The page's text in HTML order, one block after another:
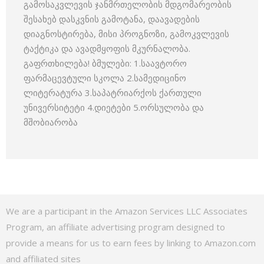
გამოსაკვლევის ჯანმრთელობის მდგომარეობის
შესახებ დასკვნის გამოტანა, დაავადების
დიაგნოსტირება, მისი პროგნოზი, გამოკვლევის
ტაქტიკა და ავადმყოფის მკურნალობა.
გაფრთხილება! ბმულები: 1.საავტორო
ფარმაცევტული სკოლა 2.სამედიცინო
ლიტერატურა 3.საპატრიარქოს ქართული
უნივერსიტეტი 4.დიეტები 5.ორსულობა და
მშობიარობა
We are a participant in the Amazon Services LLC Associates
Program, an affiliate advertising program designed to
provide a means for us to earn fees by linking to Amazon.com
and affiliated sites